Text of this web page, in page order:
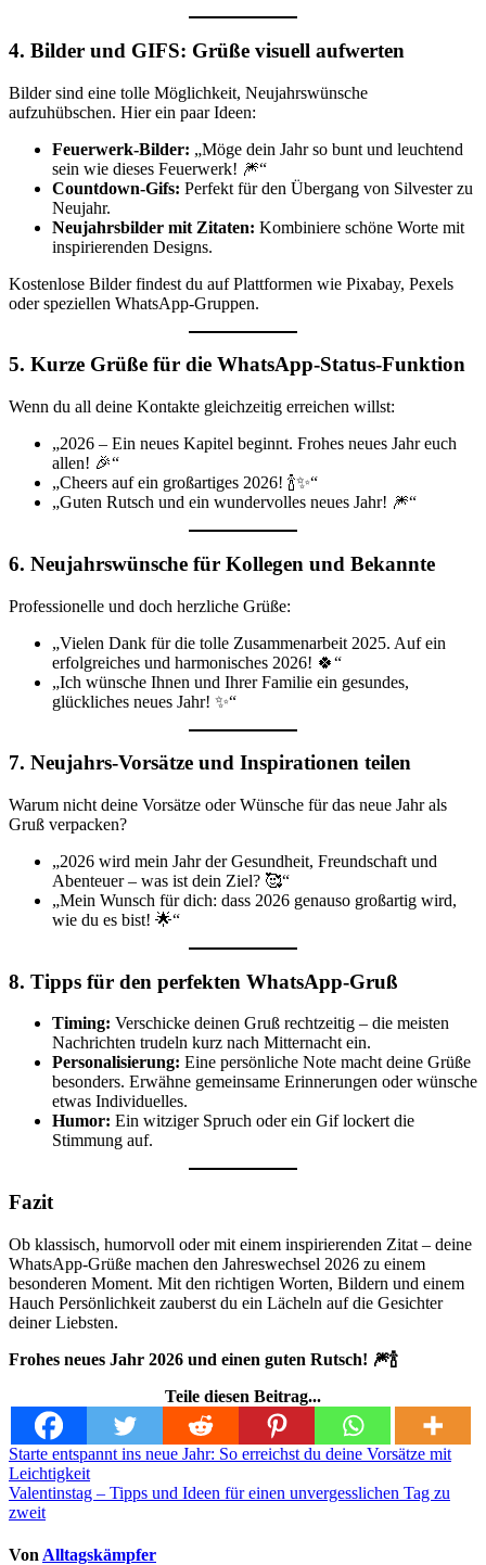
4. Bilder und GIFS: Grüße visuell aufwerten
Bilder sind eine tolle Möglichkeit, Neujahrswünsche
aufzuhübschen. Hier ein paar Ideen:
Feuerwerk-Bilder: „Möge dein Jahr so bunt und leuchtend
sein wie dieses Feuerwerk! 🎆“
Countdown-Gifs: Perfekt für den Übergang von Silvester zu
Neujahr.
Neujahrsbilder mit Zitaten: Kombiniere schöne Worte mit
inspirierenden Designs.
Kostenlose Bilder findest du auf Plattformen wie Pixabay, Pexels
oder speziellen WhatsApp-Gruppen.
5. Kurze Grüße für die WhatsApp-Status-Funktion
Wenn du all deine Kontakte gleichzeitig erreichen willst:
„2026 – Ein neues Kapitel beginnt. Frohes neues Jahr euch
allen! 🎉“
„Cheers auf ein großartiges 2026! 🍾✨“
„Guten Rutsch und ein wundervolles neues Jahr! 🎆“
6. Neujahrswünsche für Kollegen und Bekannte
Professionelle und doch herzliche Grüße:
„Vielen Dank für die tolle Zusammenarbeit 2025. Auf ein
erfolgreiches und harmonisches 2026! 🍀“
„Ich wünsche Ihnen und Ihrer Familie ein gesundes,
glückliches neues Jahr! ✨“
7. Neujahrs-Vorsätze und Inspirationen teilen
Warum nicht deine Vorsätze oder Wünsche für das neue Jahr als
Gruß verpacken?
„2026 wird mein Jahr der Gesundheit, Freundschaft und
Abenteuer – was ist dein Ziel? 🥰“
„Mein Wunsch für dich: dass 2026 genauso großartig wird,
wie du es bist! 🌟“
8. Tipps für den perfekten WhatsApp-Gruß
Timing: Verschicke deinen Gruß rechtzeitig – die meisten
Nachrichten trudeln kurz nach Mitternacht ein.
Personalisierung: Eine persönliche Note macht deine Grüße
besonders. Erwähne gemeinsame Erinnerungen oder wünsche
etwas Individuelles.
Humor: Ein witziger Spruch oder ein Gif lockert die
Stimmung auf.
Fazit
Ob klassisch, humorvoll oder mit einem inspirierenden Zitat – deine
WhatsApp-Grüße machen den Jahreswechsel 2026 zu einem
besonderen Moment. Mit den richtigen Worten, Bildern und einem
Hauch Persönlichkeit zauberst du ein Lächeln auf die Gesichter
deiner Liebsten.
Frohes neues Jahr 2026 und einen guten Rutsch! 🎆🍾
Teile diesen Beitrag...
Beitragsnavigation
Starte entspannt ins neue Jahr: So erreichst du deine Vorsätze mit
Leichtigkeit
Valentinstag – Tipps und Ideen für einen unvergesslichen Tag zu
zweit
Von Alltagskämpfer